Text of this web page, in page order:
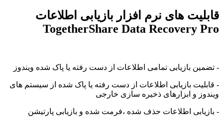
های نرم افزار بازیابی اطلاعات
TogetherShare Data
تمامی اطلاعات از دست رفته یا پاک شده ویندوز
بازیابی اطلاعات از دست رفته یا پاک شده از سیستم های
ابزارهای ذخیره سازی خارجی
اطلاعات حذف شده ،فرمت شده و بازیابی پارتیشن